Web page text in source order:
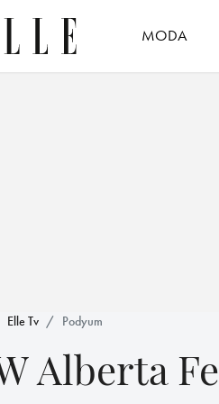
MODA
Elle Tv Podyum
Alberta